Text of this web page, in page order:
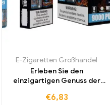
E-Zigaretten Großhandel
Erleben Sie den
einzigartigen Genuss der
E-Zigarette Blue Razz Ice im
€6,83